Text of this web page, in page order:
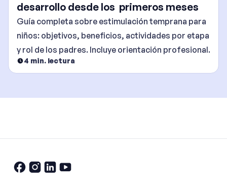
desarrollo desde los primeros meses
Guía completa sobre estimulación temprana para
niños: objetivos, beneficios, actividades por etapa
y rol de los padres. Incluye orientación profesional.
4 min. lectura